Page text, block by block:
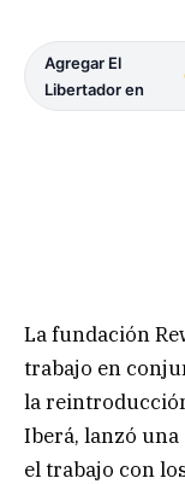
Agregar El
Libertador en
La fundación
trabajo en
la
Iberá, lanzó
el trabajo con